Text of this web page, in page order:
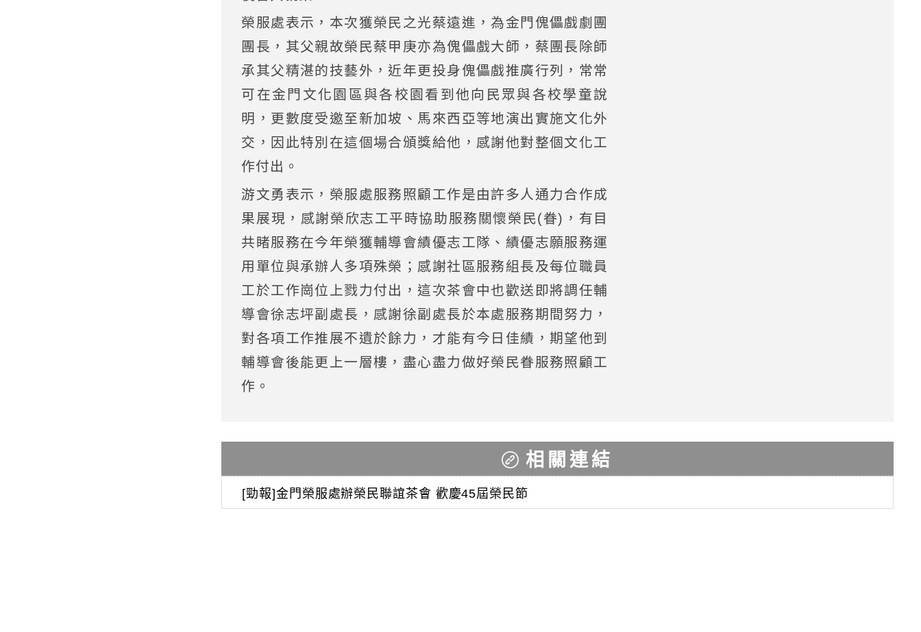
榮服處表示，本次獲榮民之光蔡遠進，為金門傀儡戲劇團
團長，其父親故榮民蔡甲庚亦為傀儡戲大師，蔡團長除師
承其父精湛的技藝外，近年更投身傀儡戲推廣行列，常常
可在金門文化園區與各校園看到他向民眾與各校學童說
明，更數度受邀至新加坡、馬來西亞等地演出實施文化外
交，因此特別在這個場合頒獎給他，感謝他對整個文化工
作付出。
游文勇表示，榮服處服務照顧工作是由許多人通力合作成
果展現，感謝榮欣志工平時協助服務關懷榮民(眷)，有目
共睹服務在今年榮獲輔導會績優志工隊、績優志願服務運
用單位與承辦人多項殊榮；感謝社區服務組長及每位職員
工於工作崗位上戮力付出，這次茶會中也歡送即將調任輔
導會徐志坪副處長，感謝徐副處長於本處服務期間努力，
對各項工作推展不遺於餘力，才能有今日佳績，期望他到
輔導會後能更上一層樓，盡心盡力做好榮民眷服務照顧工
作。
相關連結
[勁報]金門榮服處辦榮民聯誼茶會 歡慶45屆榮民節